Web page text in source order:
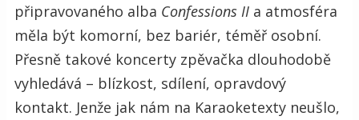
připravovaného alba Confessions II a atmosféra
měla být komorní, bez bariér, téměř osobní.
Přesně takové koncerty zpěvačka dlouhodobě
vyhledává – blízkost, sdílení, opravdový
kontakt. Jenže jak nám na Karaoketexty neušlo,